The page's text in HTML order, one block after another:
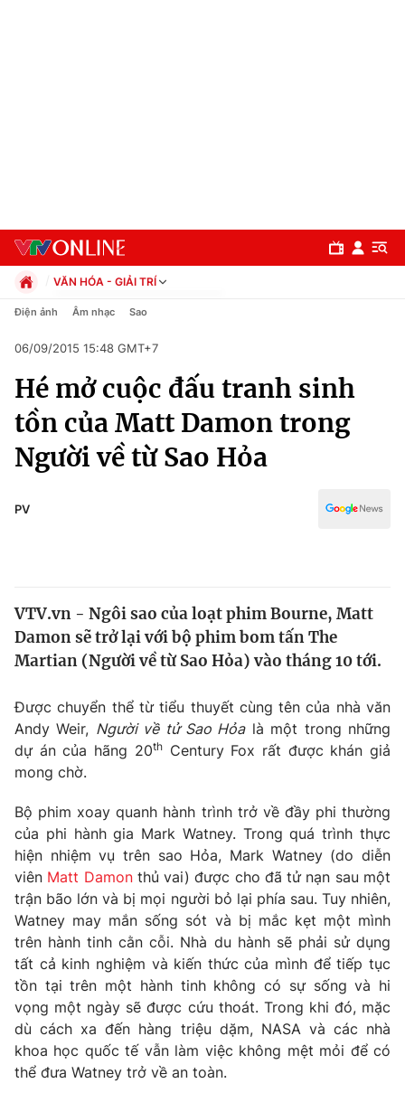
Chuyên mục
Chính trị
Xã hội
Pháp luật
Thế giới
Tin tức
Câu chuyện quốc tế
Kinh tế
Tài chính
Thị trường
Góc doanh nghiệp
Dữ liệu và đời sống
Truyền hình
Phim VTV
Hậu trường
Nhân vật
Khán giả
Giải sao mai
Giải trí
Điện ảnh
Âm nhạc
Sao
Đời sống
Du lịch
Làm đẹp
Chất lượng cuộc sống
Giáo dục
Tuyển sinh
Học trực tuyến
Công nghệ
Hitech Công nghệ tương lai
Sản phẩm
Giao lưu trực tuyến
VĂN HÓA - GIẢI TRÍ
Chính trị
Pháp luật
Kinh tế
Thể thao
Truyền hình
Văn hóa - Giải trí
Điện ảnh Âm nhạc Sao
06/09/2015 15:48 GMT+7
Hé mở cuộc đấu tranh sinh
tồn của Matt Damon trong
Người về từ Sao Hỏa
PV
VTV.vn - Ngôi sao của loạt phim Bourne, Matt
Damon sẽ trở lại với bộ phim bom tấn The
Martian (Người về từ Sao Hỏa) vào tháng 10 tới.
Được chuyển thể từ tiểu thuyết cùng tên của nhà văn
Andy Weir, Người về tử Sao Hỏalà một trong những
dự án của hãng 20thCentury Fox rất được khán giả
mong chờ.
Bộ phim xoay quanh hành trình trở về đầy phi thường
của phi hành gia Mark Watney. Trong quá trình thực
hiện nhiệm vụ trên sao Hỏa, Mark Watney (do diễn
viên Matt Damonthủ vai) được cho đã tử nạn sau một
trận bão lớn và bị mọi người bỏ lại phía sau. Tuy nhiên,
Watney may mắn sống sót và bị mắc kẹt một mình
trên hành tinh cằn cỗi. Nhà du hành sẽ phải sử dụng
tất cả kinh nghiệm và kiến thức của mình để tiếp tục
tồn tại trên một hành tinh không có sự sống và hi
vọng một ngày sẽ được cứu thoát. Trong khi đó, mặc
dù cách xa đến hàng triệu dặm, NASA và các nhà
khoa học quốc tế vẫn làm việc không mệt mỏi để có
thể đưa Watney trở về an toàn.